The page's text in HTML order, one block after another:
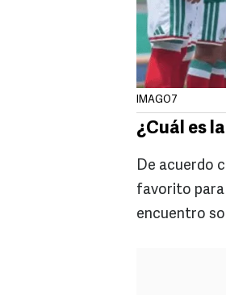
IMAGO7
¿Cuál es
De acuerdo
favorito para
encuentro